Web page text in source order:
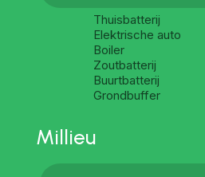
Thuisbatterij
Elektrische auto
Boiler
Zoutbatterij
Buurtbatterij
Grondbuffer
Millieu